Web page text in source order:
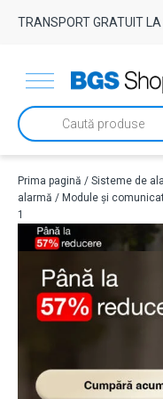
TRANSPORT GRATUIT
Products
search
Prima pagină / Sisteme de
alarmă / Module și
1